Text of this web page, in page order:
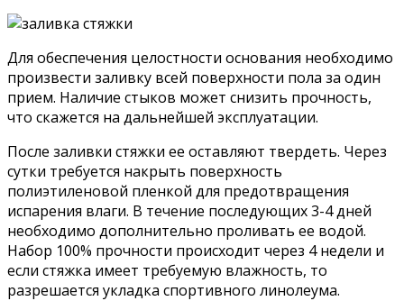
Для обеспечения целостности основания необходимо
произвести заливку всей поверхности пола за один
прием. Наличие стыков может снизить прочность,
что скажется на дальнейшей эксплуатации.
После заливки стяжки ее оставляют твердеть. Через
сутки требуется накрыть поверхность
полиэтиленовой пленкой для предотвращения
испарения влаги. В течение последующих 3-4 дней
необходимо дополнительно проливать ее водой.
Набор 100% прочности происходит через 4 недели и
если стяжка имеет требуемую влажность, то
разрешается укладка спортивного линолеума.